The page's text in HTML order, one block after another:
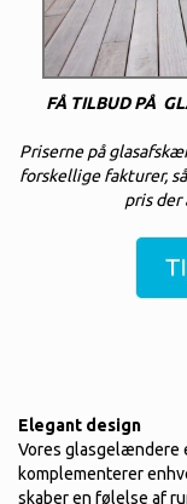
FÅ TILBUD PÅ
Priserne på
forskellige fakturer,
pris
Elegant design
Vores glasgelændere
komplementerer
skaber en følelse af